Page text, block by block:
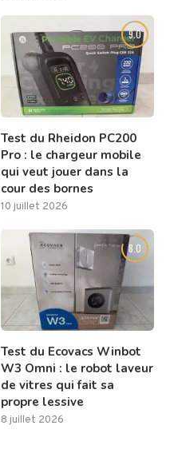
9.0
Test du Rheidon PC200
Pro : le chargeur mobile
qui veut jouer dans la
cour des bornes
10 juillet 2026
8.0
Test du Ecovacs Winbot
W3 Omni : le robot laveur
de vitres qui fait sa
propre lessive
8 juillet 2026